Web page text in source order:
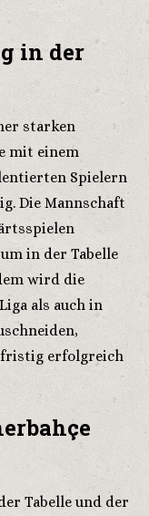
in der
starken
mit einem
Spielern
Die Mannschaft
in der Tabelle
wird die
als auch in
erfolgreich
Tabelle und der